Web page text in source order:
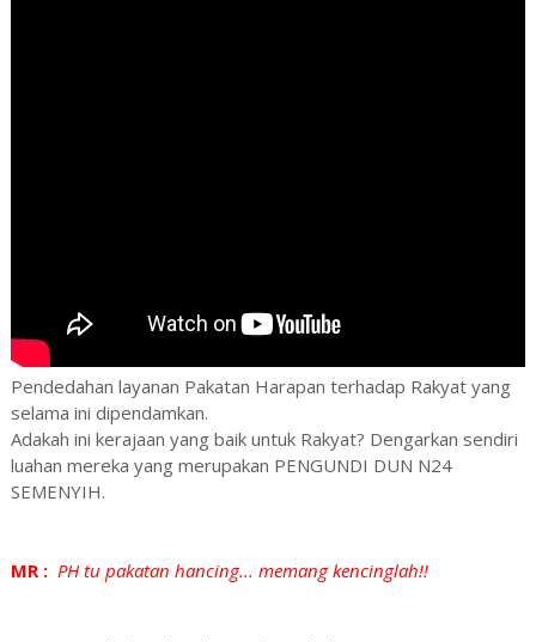
Pendedahan layanan Pakatan Harapan terhadap Rakyat yang
selama ini dipendamkan.
Adakah ini kerajaan yang baik untuk Rakyat? Dengarkan sendiri
luahan mereka yang merupakan PENGUNDI DUN N24
SEMENYIH.
MR :PH tu pakatan hancing... memang kencinglah!!